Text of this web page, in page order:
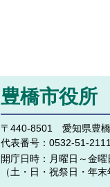
豊橋市役所
〒440-8501 愛知県豊
代表番号： 0532-51-2111
開庁日時： 月曜日～金
（土・日・祝祭日・年